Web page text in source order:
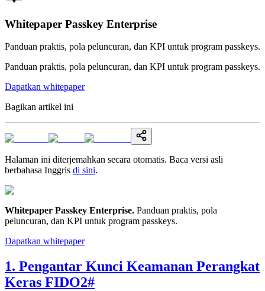
Whitepaper Passkey Enterprise
Panduan praktis, pola peluncuran, dan KPI untuk program passkeys.
Panduan praktis, pola peluncuran, dan KPI untuk program passkeys.
Dapatkan whitepaper
Bagikan artikel ini
Halaman ini diterjemahkan secara otomatis. Baca versi asli
berbahasa Inggris di sini.
Whitepaper Passkey Enterprise. Panduan praktis, pola
peluncuran, dan KPI untuk program passkeys.
Dapatkan whitepaper
1. Pengantar Kunci Keamanan Perangkat
Keras FIDO2#